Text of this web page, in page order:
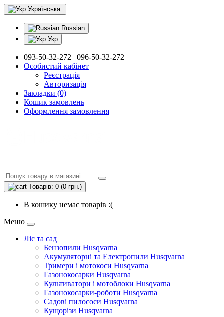
Українська
Russian
Укр
093-50-32-272 | 096-50-32-272
Особистий кабінет
Реєстрація
Авторизація
Закладки (0)
Кошик замовлень
Оформлення замовлення
Товарів: 0 (0 грн.)
В кошику немає товарів :(
Меню
Ліс та сад
Бензопили Husqvarna
Акумуляторні та Електропили Husqvarna
Тримери і мотокоси Husqvarna
Газонокосарки Husqvarna
Культиватори і мотоблоки Husqvarna
Газонокосарки-роботи Husqvarna
Садові пилососи Husqvarna
Кущорізи Husqvarna